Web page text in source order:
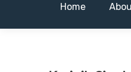
Home